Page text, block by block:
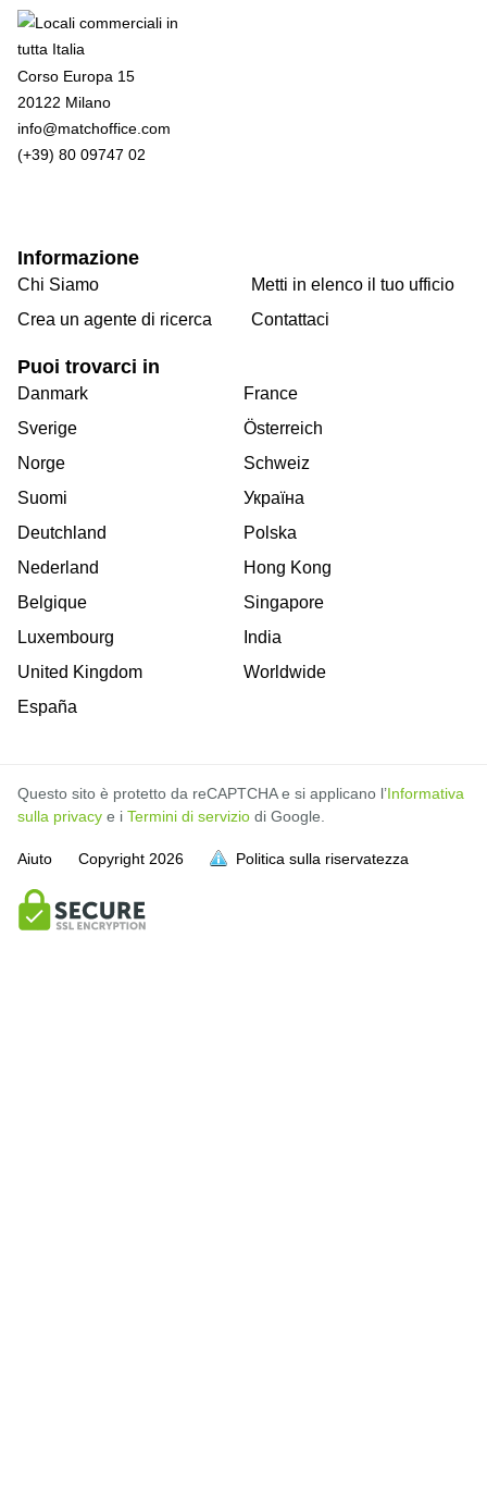
Corso Europa 15
20122 Milano
info@matchoffice.com
(+39) 80 09747 02
Informazione
Chi Siamo
Crea un agente di ricerca
Metti in elenco il tuo ufficio
Contattaci
Puoi trovarci in
Danmark
Sverige
Norge
Suomi
Deutchland
Nederland
Belgique
Luxembourg
United Kingdom
España
France
Österreich
Schweiz
Україна
Polska
Hong Kong
Singapore
India
Worldwide
Questo sito è protetto da reCAPTCHA e si applicano l’Informativa
sulla privacy e i Termini di servizio di Google.
Aiuto Copyright 2026 Politica sulla riservatezza